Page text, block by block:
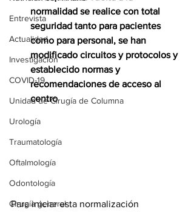
Entrevista
Actualidad
Investigación
COVID-19
Unidad de Cirugía de Columna
Urología
Traumatología
Oftalmología
Odontología
Cirugía general
normalidad se realice con total
seguridad tanto para pacientes
como para personal, se han
modificado circuitos y protocolos y
establecido normas y
recomendaciones de acceso al
centro
Para iniciar esta normalización